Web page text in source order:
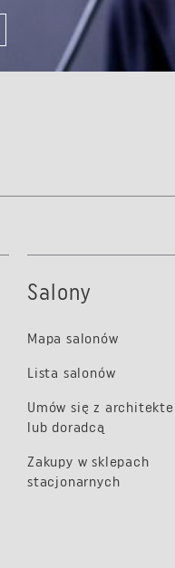
Salony
Mapa salonów
Lista salonów
Umów się z
lub doradcą
Zakupy w sklepach
stacjonarnych